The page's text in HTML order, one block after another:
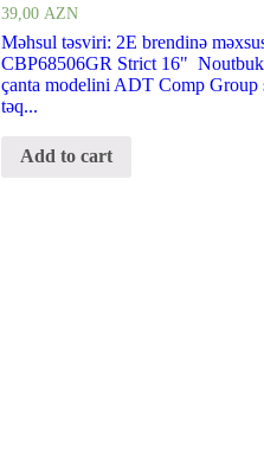
39,00 AZN
Məhsul təsviri: 2E brendinə
CBP68506GR Strict 16"
çanta modelini ADT Comp Group
təq...
Add to cart